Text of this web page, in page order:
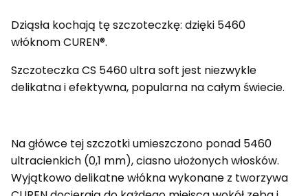
Dziąsła kochają tę szczoteczkę: dzięki 5460
włóknom CUREN®.
Szczoteczka CS 5460 ultra soft jest niezwykle
delikatna i efektywna, popularna na całym świecie.
Na główce tej szczotki umieszczono ponad 5460
ultracienkich (0,1 mm), ciasno ułożonych włosków.
Wyjątkowo delikatne włókna wykonane z tworzywa